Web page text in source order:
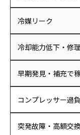
冷媒リーク
冷却能力低下・修
早期発見・補充で
コンプレッサー過
突発故障・高額交